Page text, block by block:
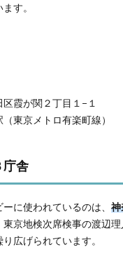
す。
霞が関２丁目１−１
東京メトロ有楽町線）
庁舎
に使われているのは、 神
東京地検次席検事の渡辺
広げられています。